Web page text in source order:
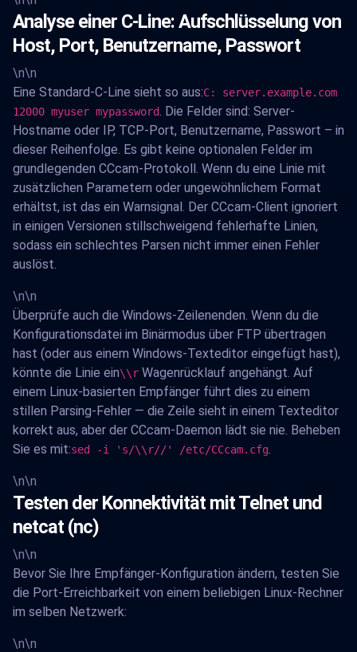
Analyse einer C-Line: Aufschlüsselung von
Host, Port, Benutzername, Passwort
\n\n
Eine Standard-C-Line sieht so aus:C: server.example.com
12000 myuser mypassword
. Die Felder sind: Server-
Hostname oder IP, TCP-Port, Benutzername, Passwort – in
dieser Reihenfolge. Es gibt keine optionalen Felder im
grundlegenden CCcam-Protokoll. Wenn du eine Linie mit
zusätzlichen Parametern oder ungewöhnlichem Format
erhältst, ist das ein Warnsignal. Der CCcam-Client ignoriert
in einigen Versionen stillschweigend fehlerhafte Linien,
sodass ein schlechtes Parsen nicht immer einen Fehler
auslöst.
\n\n
Überprüfe auch die Windows-Zeilenenden. Wenn du die
Konfigurationsdatei im Binärmodus über FTP übertragen
hast (oder aus einem Windows-Texteditor eingefügt hast),
könnte die Linie ein\\r Wagenrücklauf angehängt. Auf
einem Linux-basierten Empfänger führt dies zu einem
stillen Parsing-Fehler — die Zeile sieht in einem Texteditor
korrekt aus, aber der CCcam-Daemon lädt sie nie. Beheben
Sie es mit:sed -i 's/\\r//' /etc/CCcam.cfg
\n\n
Testen der Konnektivität mit Telnet und
netcat (nc)
\n\n
Bevor Sie Ihre Empfänger-Konfiguration ändern, testen Sie
die Port-Erreichbarkeit von einem beliebigen Linux-Rechner
im selben Netzwerk:
\n\n